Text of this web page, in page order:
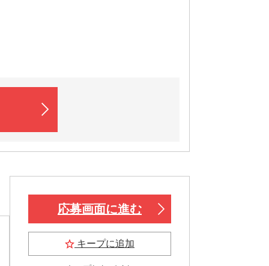
応募画面に進む
キープに追加